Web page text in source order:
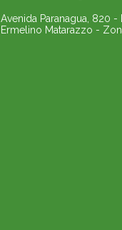
Avenida Paranagua, 820 -
Ermelino Matarazzo -